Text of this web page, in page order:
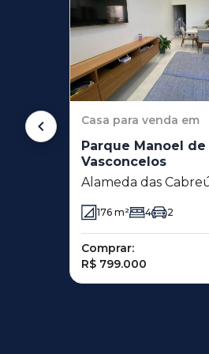
Casa para venda em
Parque Manoel de
Vasconcelos
Alameda das
Vasconcelos -
176 m² 4 2
Comprar:
R$ 799.000